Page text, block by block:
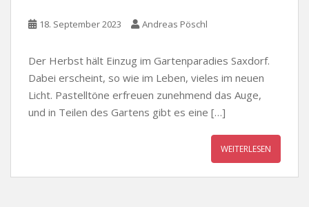
18. September 2023 Andreas Pöschl
Der Herbst hält Einzug im Gartenparadies Saxdorf.
Dabei erscheint, so wie im Leben, vieles im neuen
Licht. Pastelltöne erfreuen zunehmend das Auge,
und in Teilen des Gartens gibt es eine […]
WEITERLESEN